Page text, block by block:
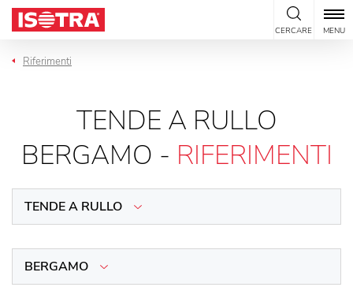
Vai al contenuto
CERCARE MENU
Riferimenti
TENDE A RULLO
BERGAMO - RIFERIMENTI
TENDE A RULLO
BERGAMO